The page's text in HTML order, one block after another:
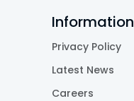
Information
Privacy Policy
Latest News
Careers